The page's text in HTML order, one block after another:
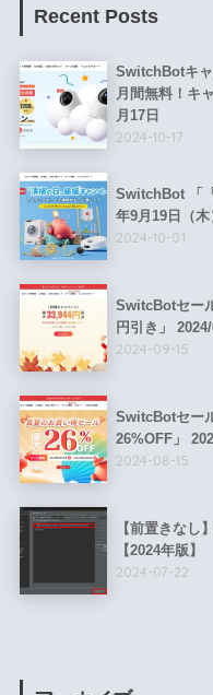
Recent Posts
SwitchBotキ
月間無料！キ
月17日
2024-10-17
SwitchBot 「
年9月19日（木
2024-10-01
SwitcBotセー
円引き」
2024-09-15
SwitcBotセー
26%OFF」
2024-08-15
【前置きな
【2024年版】
2024-07-22